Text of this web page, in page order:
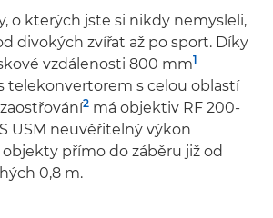
o kterých jste si nikdy nemysleli,
divokých zvířat až po sport. Díky
vzdálenosti 800 mm1
telekonvertorem s celou oblastí
2 má objektiv RF 200-
USM neuvěřitelný výkon
přímo do záběru již od
0,8 m.